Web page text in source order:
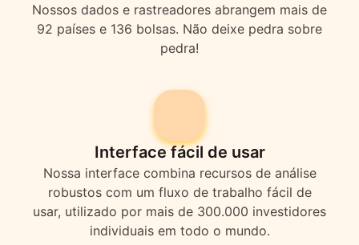
Nossos dados e rastreadores abrangem mais de
92 países e 136 bolsas. Não deixe pedra sobre
pedra!
Interface fácil de usar
Nossa interface combina recursos de análise
robustos com um fluxo de trabalho fácil de
usar, utilizado por mais de 300.000 investidores
individuais em todo o mundo.